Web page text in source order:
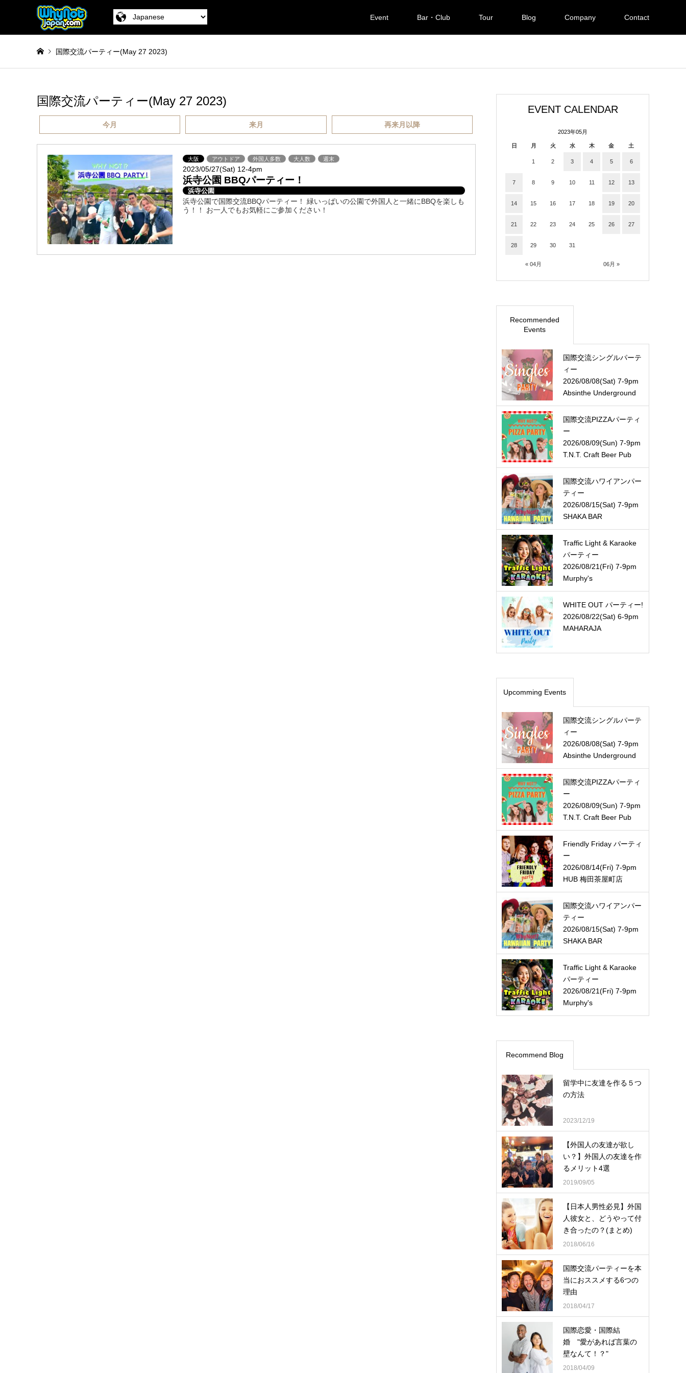
Event Bar・Club Tour Blog Company Contact
国際交流パーティー(May 27 2023)
国際交流パーティー(May 27 2023)
今月 来月 再来月以降
大阪 アウトドア 外国人多数 大人数 週末
2023/05/27(Sat) 12-4pm
浜寺公園 BBQパーティー！
浜寺公園
浜寺公園で国際交流BBQパーティー！ 緑いっぱいの公園で外国人と一緒にBBQを楽しも
う！！ お一人でもお気軽にご参加ください！
EVENT CALENDAR
2023年05月
日 月 火 水 木 金 土
« 04月 06月 »
1 2 3 4 5 6
7 8 9 10 11 12 13
14 15 16 17 18 19 20
21 22 23 24 25 26 27
28 29 30 31
Recommended
Events
国際交流シングルパーテ
ィー
2026/08/08(Sat) 7-9pm
Absinthe Underground
国際交流PIZZAパーティ
ー
2026/08/09(Sun) 7-9pm
T.N.T. Craft Beer Pub
国際交流ハワイアンパー
ティー
2026/08/15(Sat) 7-9pm
SHAKA BAR
Traffic Light & Karaoke
パーティー
2026/08/21(Fri) 7-9pm
Murphy's
WHITE OUT パーティー!
2026/08/22(Sat) 6-9pm
MAHARAJA
Upcomming Events
国際交流シングルパーテ
ィー
2026/08/08(Sat) 7-9pm
Absinthe Underground
国際交流PIZZAパーティ
ー
2026/08/09(Sun) 7-9pm
T.N.T. Craft Beer Pub
Friendly Friday パーティ
ー
2026/08/14(Fri) 7-9pm
HUB 梅田茶屋町店
国際交流ハワイアンパー
ティー
2026/08/15(Sat) 7-9pm
SHAKA BAR
Traffic Light & Karaoke
パーティー
2026/08/21(Fri) 7-9pm
Murphy's
Recommend Blog
留学中に友達を作る５つ
の方法
2023/12/19
【外国人の友達が欲し
い？】外国人の友達を作
るメリット4選
2019/09/05
【日本人男性必見】外国
人彼女と、どうやって付
き合ったの？(まとめ)
2018/06/16
国際交流パーティーを本
当におススメする6つの
理由
2018/04/17
国際恋愛・国際結
婚 "愛があれば言葉の
壁なんて！？"
2018/04/09